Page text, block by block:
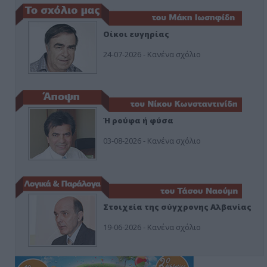
Οίκοι ευγηρίας
24-07-2026 - Κανένα σχόλιο
Ή ρούφα ή φύσα
03-08-2026 - Κανένα σχόλιο
Στοιχεία της σύγχρονης Αλβανίας
19-06-2026 - Κανένα σχόλιο